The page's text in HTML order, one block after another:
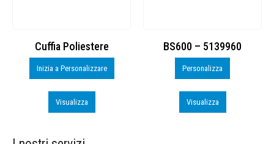
Cuffia Poliestere
Inizia a Personalizzare
Visualizza
BS600 – 5139960
Personalizza
Visualizza